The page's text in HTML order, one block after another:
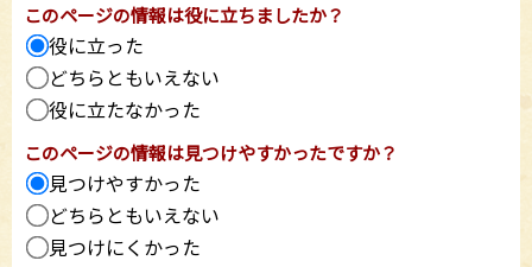
このページの情報は役に立ちましたか？
役に立った
どちらともいえない
役に立たなかった
このページの情報は見つけやすかったですか？
見つけやすかった
どちらともいえない
見つけにくかった